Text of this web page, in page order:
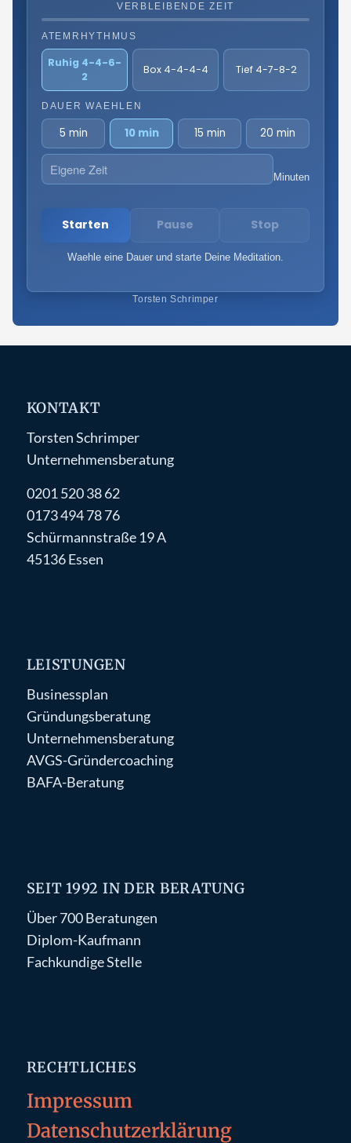
VERBLEIBENDE ZEIT
ATEMRHYTHMUS
Ruhig 4-4-6-
2
Box 4-4-4-4 Tief 4-7-8-2
DAUER WAEHLEN
5 min 10 min 15 min 20 min
Minuten
Starten Pause Stop
Waehle eine Dauer und starte Deine Meditation.
Torsten Schrimper
KONTAKT
Torsten Schrimper
Unternehmensberatung
0201 520 38 62
0173 494 78 76
Schürmannstraße 19 A
45136 Essen
LEISTUNGEN
Businessplan
Gründungsberatung
Unternehmensberatung
AVGS-Gründercoaching
BAFA-Beratung
SEIT 1992 IN DER BERATUNG
Über 700 Beratungen
Diplom-Kaufmann
Fachkundige Stelle
RECHTLICHES
Impressum
Datenschutzerklärung